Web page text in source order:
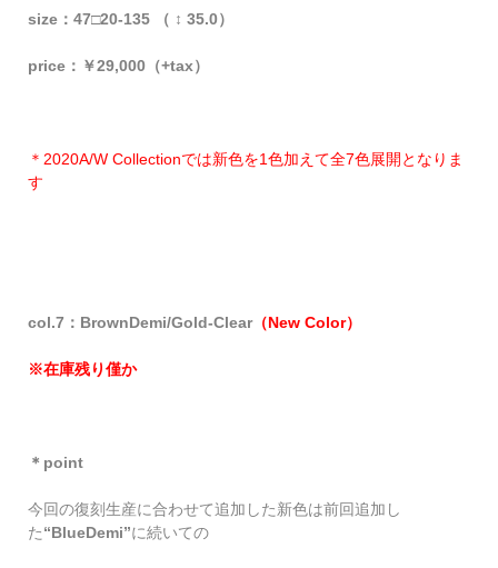
size：47□20-135 （ ↕ 35.0）
price：￥29,000（+tax）
＊2020A/W Collectionでは新色を1色加えて全7色展開となりま
す
col.7：BrownDemi/Gold-Clear（New Color）
※在庫残り僅か
＊point
今回の復刻生産に合わせて追加した新色は前回追加し
た“BlueDemi”に続いての